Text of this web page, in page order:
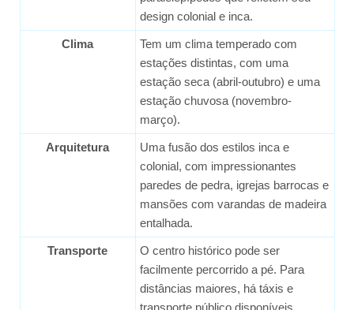
design colonial e inca.
Clima
Tem um clima temperado com
estações distintas, com uma
estação seca (abril-outubro) e uma
estação chuvosa (novembro-
março).
Arquitetura
Uma fusão dos estilos inca e
colonial, com impressionantes
paredes de pedra, igrejas barrocas e
mansões com varandas de madeira
entalhada.
Transporte
O centro histórico pode ser
facilmente percorrido a pé. Para
distâncias maiores, há táxis e